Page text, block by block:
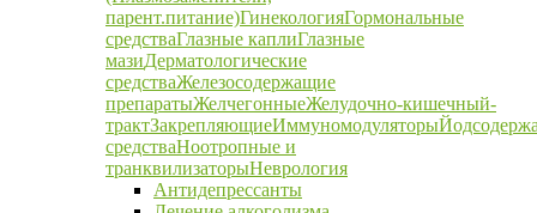
парент.питание)ГинекологияГормональные
средстваГлазные каплиГлазные
мазиДерматологические
средстваЖелезосодержащие
препаратыЖелчегонныеЖелудочно-кишечный-
трактЗакрепляющиеИммуномодуляторы
средстваНоотропные и
транквилизаторыНеврология
Антидепрессанты